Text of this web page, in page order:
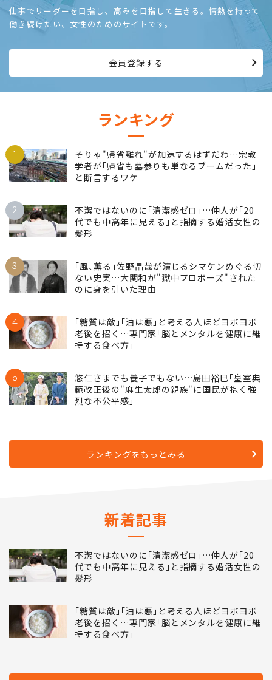
仕事でリーダーを目指し、高みを目指して生きる。情熱を持って
働き続けたい、女性のためのサイトです。
会員登録する
ランキング
1
そりゃ"帰省離れ"が加速するはずだわ…宗教
学者が｢帰省も墓参りも単なるブームだった｣
と断言するワケ
2
不潔ではないのに｢清潔感ゼロ｣…仲人が｢20
代でも中高年に見える｣と指摘する婚活女性の
髪形
3
｢風､薫る｣佐野晶哉が演じるシマケンめぐる切
ない史実…大関和が"獄中プロポーズ"された
のに身を引いた理由
4
｢糖質は敵｣｢油は悪｣と考える人ほどヨボヨボ
老後を招く…専門家｢脳とメンタルを健康に維
持する食べ方｣
5
悠仁さまでも養子でもない…島田裕巳｢皇室典
範改正後の"麻生太郎の親族"に国民が抱く強
烈な不公平感｣
ランキングをもっとみる
新着記事
不潔ではないのに｢清潔感ゼロ｣…仲人が｢20
代でも中高年に見える｣と指摘する婚活女性の
髪形
｢糖質は敵｣｢油は悪｣と考える人ほどヨボヨボ
老後を招く…専門家｢脳とメンタルを健康に維
持する食べ方｣